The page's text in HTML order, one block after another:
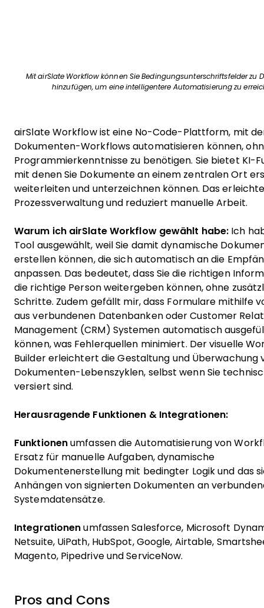
Mit airSlate Workflow können Sie Bedingungsunterschriftsfelder zu
hinzufügen, um eine intelligentere Automatisierung zu
airSlate Workflow ist eine No-Code-Plattform, mit
Dokumenten-Workflows automatisieren können,
Programmierkenntnisse zu benötigen. Sie bietet KI-
mit denen Sie Dokumente an einem zentralen Ort
weiterleiten und unterzeichnen können. Das
Prozessverwaltung und reduziert manuelle Arbeit.
Warum ich airSlate Workflow gewählt habe: Ich
Tool ausgewählt, weil Sie damit dynamische
erstellen können, die sich automatisch an die
anpassen. Das bedeutet, dass Sie die richtigen
die richtige Person weitergeben können, ohne
Schritte. Zudem gefällt mir, dass Formulare mithilfe
aus verbundenen Datenbanken oder Customer
Management (CRM) Systemen automatisch
können, was Fehlerquellen minimiert. Der visuelle
Builder erleichtert die Gestaltung und Überwachung
Dokumenten-Lebenszyklen, selbst wenn Sie
versiert sind.
Herausragende Funktionen & Integrationen:
Funktionen umfassen die Automatisierung von
Ersatz für manuelle Aufgaben, dynamische
Dokumentenerstellung mit bedingter Logik und das
Anhängen von signierten Dokumenten an
Systemdatensätze.
Integrationen umfassen Salesforce, Microsoft
Netsuite, UiPath, HubSpot, Google, Airtable,
Magento, Pipedrive und ServiceNow.
Pros and Cons